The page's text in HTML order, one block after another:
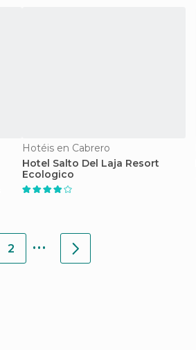
Hotéis en Cabrero
Hotel Salto Del Laja Resort
Ecologico
2 ...